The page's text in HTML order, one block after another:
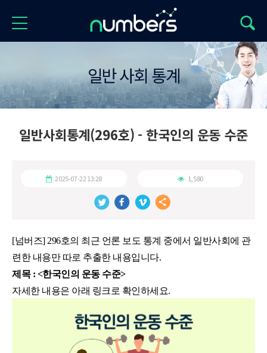
일반 사회 통계
일반사회통계(296호) - 한국인의 운동 수준
2025-07-22 13:28 1,580
[넘버즈] 296호의 최근 언론 보도 통계 중에서 일반사회에 관
련한 내용만 따로 추출한 내용입니다.
제목 : <한국인의 운동 수준>
자세한 내용은 아래 링크로 확인하세요.